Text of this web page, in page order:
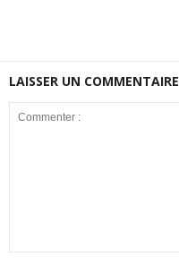
LAISSER UN COMMENTAIRE